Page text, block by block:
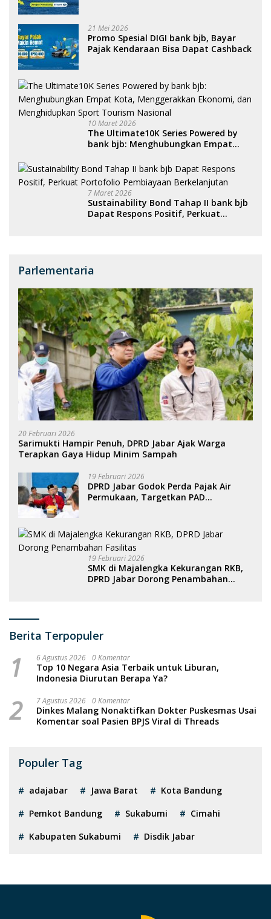
21 Mei 2026
Promo Spesial DIGI bank bjb, Bayar
Pajak Kendaraan Bisa Dapat Cashback
10 Maret 2026
The Ultimate10K Series Powered by
bank bjb: Menghubungkan Empat
Menghidupkan Sport Tourism
Nasional
7 Maret 2026
Sustainability Bond Tahap II bank bjb
Dapat Respons Positif, Perkuat
Parlementaria
20 Februari 2026
Sarimukti Hampir Penuh, DPRD Jabar Ajak Warga
Terapkan Gaya Hidup Minim Sampah
19 Februari 2026
DPRD Jabar Godok Perda Pajak Air
Permukaan, Targetkan PAD
19 Februari 2026
SMK di Majalengka Kekurangan RKB,
DPRD Jabar Dorong Penambahan
Berita Terpopuler
1 6 Agustus 2026 0 Komentar
Top 10 Negara Asia Terbaik untuk Liburan,
Indonesia Diurutan Berapa Ya?
2 7 Agustus 2026 0 Komentar
Dinkes Malang Nonaktifkan Dokter Puskesmas Usai
Komentar soal Pasien BPJS Viral di Threads
Populer Tag
adajabar Jawa Barat
Kota Bandung
Pemkot Bandung
Sukabumi
Cimahi
Kabupaten Sukabumi
Disdik Jabar